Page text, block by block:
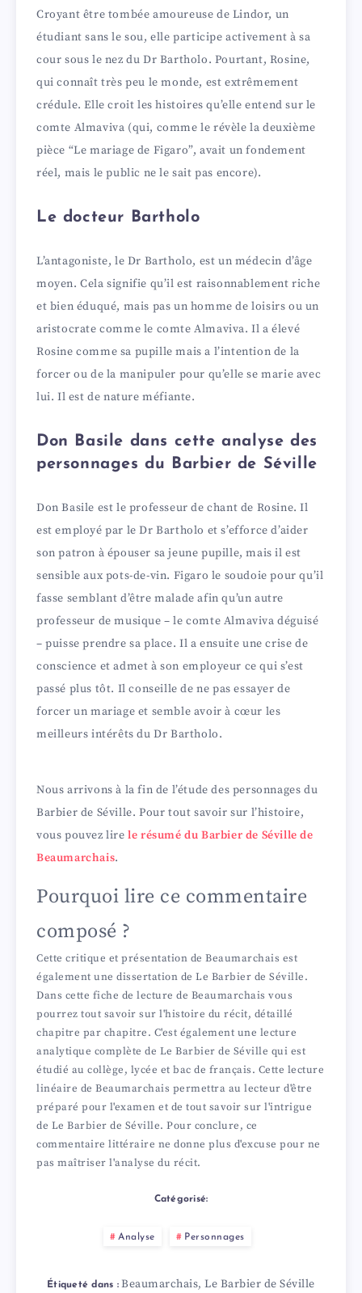
Croyant être tombée amoureuse de Lindor, un
étudiant sans le sou, elle participe activement à sa
cour sous le nez du Dr Bartholo. Pourtant, Rosine,
qui connaît très peu le monde, est extrêmement
crédule. Elle croit les histoires qu’elle entend sur le
comte Almaviva (qui, comme le révèle la deuxième
pièce “Le mariage de Figaro”, avait un fondement
réel, mais le public ne le sait pas encore).
Le docteur Bartholo
L’antagoniste, le Dr Bartholo, est un médecin d’âge
moyen. Cela signifie qu’il est raisonnablement riche
et bien éduqué, mais pas un homme de loisirs ou un
aristocrate comme le comte Almaviva. Il a élevé
Rosine comme sa pupille mais a l’intention de la
forcer ou de la manipuler pour qu’elle se marie avec
lui. Il est de nature méfiante.
Don Basile dans cette analyse des
personnages du Barbier de Séville
Don Basile est le professeur de chant de Rosine. Il
est employé par le Dr Bartholo et s’efforce d’aider
son patron à épouser sa jeune pupille, mais il est
sensible aux pots-de-vin. Figaro le soudoie pour qu’il
fasse semblant d’être malade afin qu’un autre
professeur de musique – le comte Almaviva déguisé
– puisse prendre sa place. Il a ensuite une crise de
conscience et admet à son employeur ce qui s’est
passé plus tôt. Il conseille de ne pas essayer de
forcer un mariage et semble avoir à cœur les
meilleurs intérêts du Dr Bartholo.
Nous arrivons à la fin de l’étude des personnages du
Barbier de Séville. Pour tout savoir sur l’histoire,
vous pouvez lirele résumé du Barbier de Séville de
Beaumarchais.
Pourquoi lire ce commentaire
composé ?
Cette critique et présentation de Beaumarchais est
également une dissertation de Le Barbier de Séville.
Dans cette fiche de lecture de Beaumarchais vous
pourrez tout savoir sur l'histoire du récit, détaillé
chapitre par chapitre. C'est également une lecture
analytique complète de Le Barbier de Séville qui est
étudié au collège, lycée et bac de français. Cette lecture
linéaire de Beaumarchais permettra au lecteur d'être
préparé pour l'examen et de tout savoir sur l'intrigue
de Le Barbier de Séville. Pour conclure, ce
commentaire littéraire ne donne plus d'excuse pour ne
pas maîtriser l'analyse du récit.
Catégorisé:
Analyse Personnages
Étiqueté dans : Beaumarchais,Le Barbier de Séville